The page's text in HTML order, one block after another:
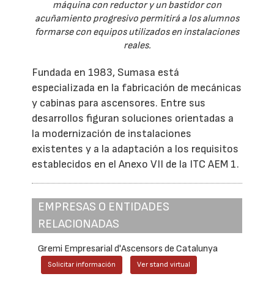
máquina con reductor y un bastidor con
acuñamiento progresivo permitirá a los alumnos
formarse con equipos utilizados en instalaciones
reales.
Fundada en 1983, Sumasa está
especializada en la fabricación de mecánicas
y cabinas para ascensores. Entre sus
desarrollos figuran soluciones orientadas a
la modernización de instalaciones
existentes y a la adaptación a los requisitos
establecidos en el Anexo VII de la ITC AEM 1.
EMPRESAS O ENTIDADES
RELACIONADAS
Gremi Empresarial d'Ascensors de Catalunya
Solicitar información Ver stand virtual